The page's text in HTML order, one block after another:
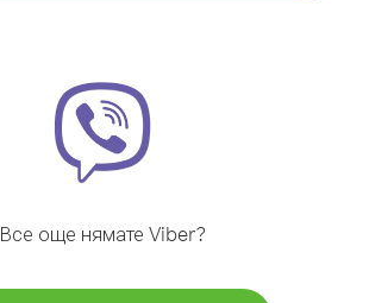
Все още нямате Viber?